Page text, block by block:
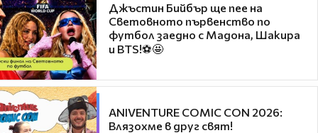
Джъстин Бийбър ще пее на
Световното първенство по
футбол заедно с Мадона, Шакира
и BTS!⚽🤩
ANIVENTURE COMIC CON 2026:
Влязохме в друг свят!